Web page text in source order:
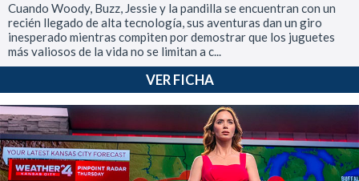
Cuando Woody, Buzz, Jessie y la pandilla se encuentran con un
recién llegado de alta tecnología, sus aventuras dan un giro
inesperado mientras compiten por demostrar que los juguetes
más valiosos de la vida no se limitan a c...
VER FICHA